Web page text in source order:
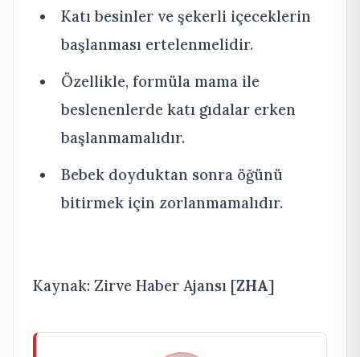
Katı besinler ve şekerli içeceklerin
başlanması ertelenmelidir.
Özellikle, formüla mama ile
beslenenlerde katı gıdalar erken
başlanmamalıdır.
Bebek doyduktan sonra öğünü
bitirmek için zorlanmamalıdır.
Kaynak: Zirve Haber Ajansı [ZHA]